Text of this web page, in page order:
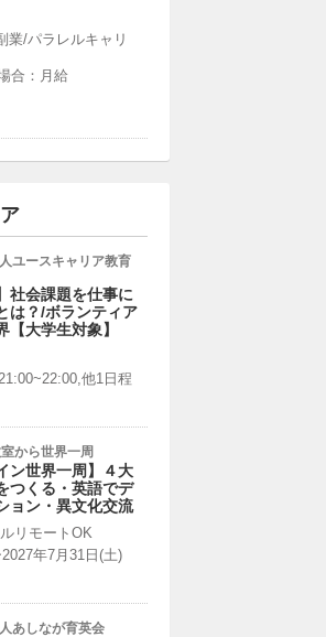
業/パラレルキャリ
合：月給
ユースキャリア教育
社会課題を仕事に
は？/ボランティア
【大学生対象】
他1日程
から世界一周
ン世界一周】４大
つくる・英語でデ
ョン・異文化交流
リモートOK
年7月31日(土)
あしなが育英会